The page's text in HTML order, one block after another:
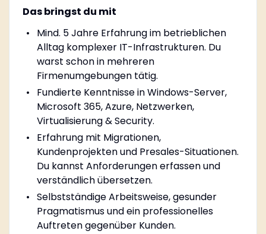
Das bringst du mit
Mind. 5 Jahre Erfahrung im betrieblichen
Alltag komplexer IT-Infrastrukturen. Du
warst schon in mehreren
Firmenumgebungen tätig.
Fundierte Kenntnisse in Windows-Server,
Microsoft 365, Azure, Netzwerken,
Virtualisierung & Security.
Erfahrung mit Migrationen,
Kundenprojekten und Presales-Situationen.
Du kannst Anforderungen erfassen und
verständlich übersetzen.
Selbstständige Arbeitsweise, gesunder
Pragmatismus und ein professionelles
Auftreten gegenüber Kunden.